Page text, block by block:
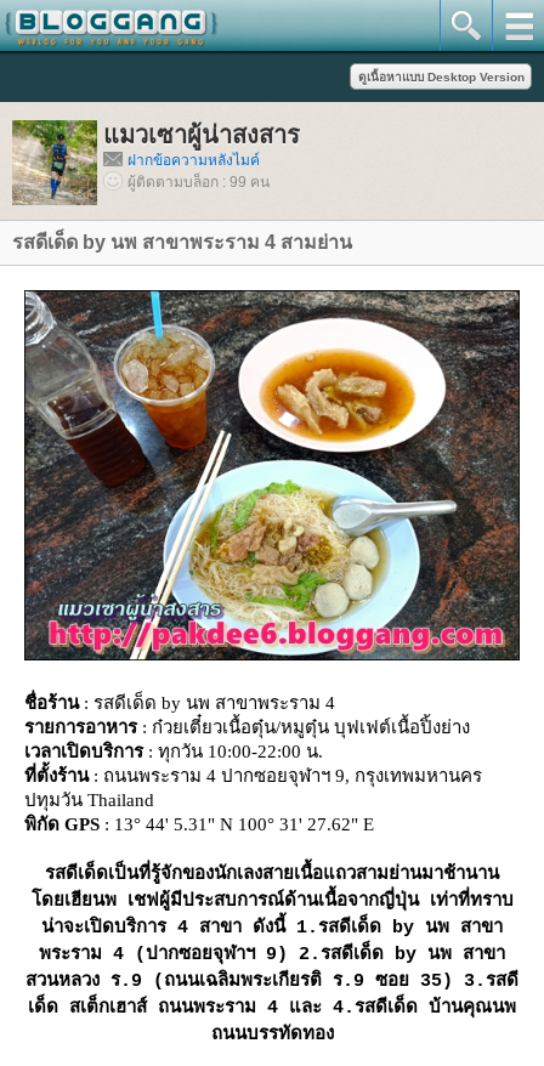
มวเซาผู้น่าสงสาร
ฝากข้อความหลังไมค์
ผู้ติดตามบล็อก : 99 คน
รสดีเด็ด by นพ สาขาพระราม 4 สามย่าน
ชื่อร้าน: รสดีเด็ด by นพ สาขาพระราม 4
รายการอาหาร: ก๋วยเตี๋ยวเนื้อตุ๋น/หมูตุ๋น บุฟเฟต์เนื้อปิ้งย่าง
เวลาเปิดบริการ: ทุกวัน 10:00-22:00 น.
ที่ตั้งร้าน: ถนนพระราม 4 ปากซอยจุฬาฯ 9, กรุงเทพมหานคร
ปทุมวัน Thailand
พิกัด GPS : 13° 44' 5.31" N 100° 31' 27.62" E
รสดีเด็ดเป็นที่รู้จักของนักเลงสายเนื้อแถวสามย่านมาช้านาน
ดยเฮียนพ เชฟผู้มีประสบการณ์ด้านเนื้อจากญี่ปุ่น เท่าที่ทราบ
น่าจะเปิดบริการ 4 สาขา ดังนี้ 1.รสดีเด็ด by นพ สาขา
พระราม 4 (ปากซอยจุฬาฯ 9) 2.รสดีเด็ด by นพ สาขา
สวนหลวง ร.9 (ถนนเฉลิมพระเกียรติ ร.9 ซอย 35) 3.รสดี
เด็ด สเต็กเฮาส์ ถนนพระราม 4 และ 4.รสดีเด็ด บ้านคุณนพ
ถนนบรรทัดทอง